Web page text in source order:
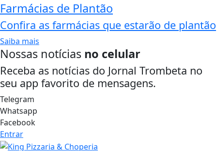
Farmácias de Plantão
Confira as farmácias que estarão de plantão
Saiba mais
Nossas notícias no celular
Receba as notícias do Jornal Trombeta no
seu app favorito de mensagens.
Telegram
Whatsapp
Facebook
Entrar